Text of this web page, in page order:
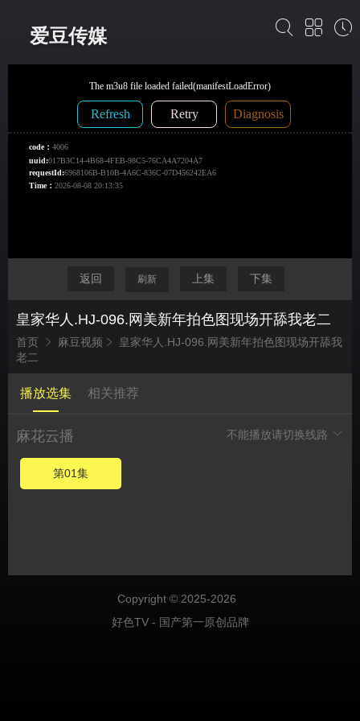
爱豆传媒
返回 刷新 上集 下集
皇家华人.HJ-096.网美新年拍色图现场开舔我老二
首页 麻豆视频
皇家华人.HJ-096.网美新年拍色图现场开舔我
老二
播放选集 相关推荐
不能播放请切换线路
麻花云播
第01集
Copyright © 2025-2026
好色TV - 国产第一原创品牌